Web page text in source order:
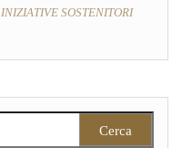
INIZIATIVE SOSTENITORI